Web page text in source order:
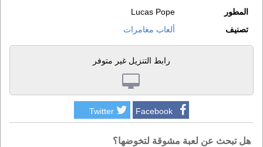
المطور
Lucas Pope
تصنيف
ألعاب مغامرات
رابط التنزيل غير متوفر
Facebook
Twitter
هل تبحث عن لعبة مشوقة لتخوضها؟